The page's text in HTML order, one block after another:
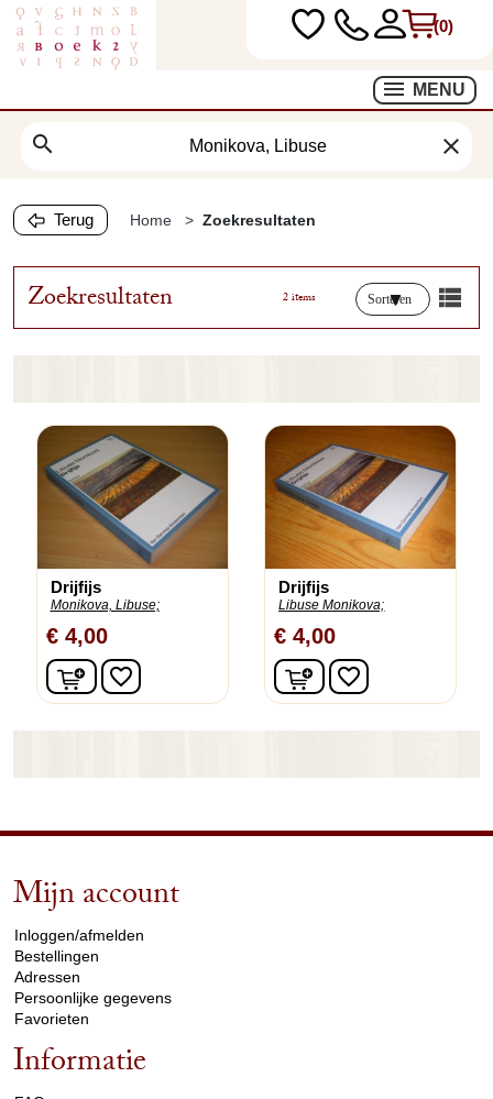
(0)
MENU
search clear
Terug Home Zoekresultaten
Zoekresultaten 2 items Sorteren
Drijfijs
Monikova, Libuse;
€ 4,00
In winkelwagen
favorite_border
Drijfijs
Libuse Monikova;
€ 4,00
In winkelwagen
favorite_border
Mijn account
Inloggen/afmelden
Bestellingen
Adressen
Persoonlijke gegevens
Favorieten
Informatie